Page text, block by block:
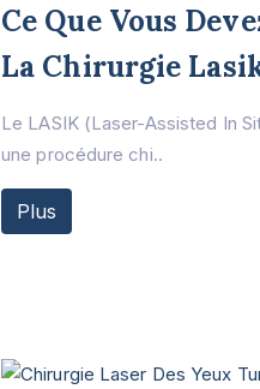
Ce Que Vous
La Chirurgie
Le LASIK (Laser-Assisted In
une procédure chi..
Plus